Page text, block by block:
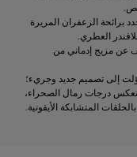
برائحة الزعفران المريرة
العطري.
عن مزيج إدماني من
إلى تصميم جديد وجريء؛
تعكس درجات رمال الصحراء،
المتشابكة الأيقونية.